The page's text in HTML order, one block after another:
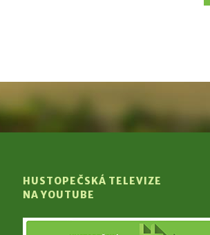
HUSTOPEČSKÁ TELEVIZE
NA YOUTUBE